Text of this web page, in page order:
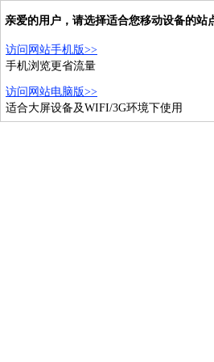
亲爱的用户，请选择适合您移动设备的站
访问网站手机版>>
手机浏览更省流量
访问网站电脑版>>
适合大屏设备及WIFI/3G环境下使用